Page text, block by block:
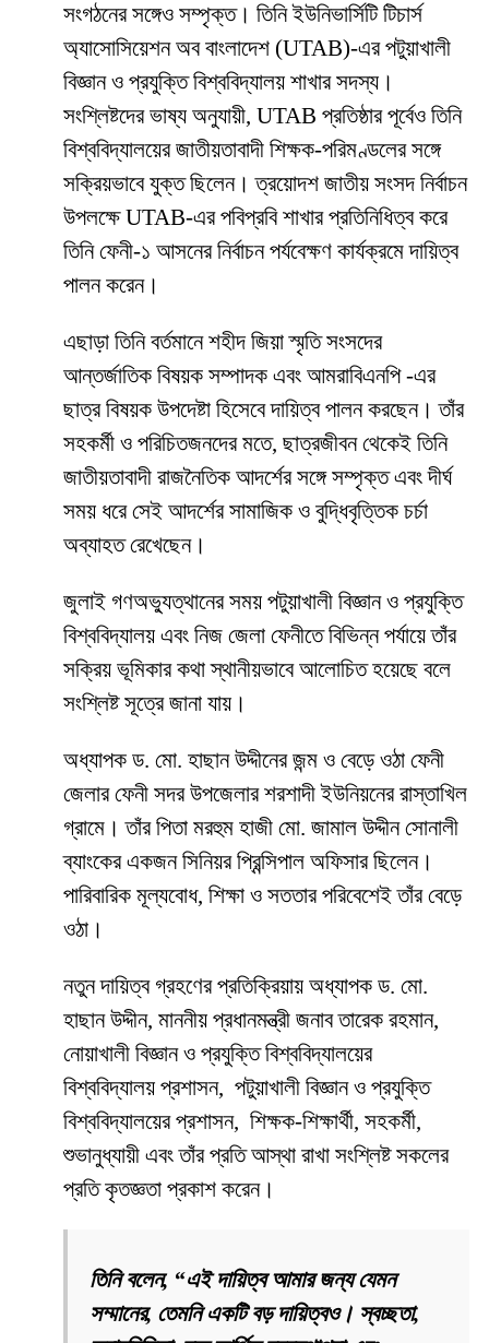
সংগঠনের সঙ্গেও সম্পৃক্ত। তিনি ইউনিভার্সিটি টিচার্স
অ্যাসোসিয়েশন অব বাংলাদেশ (UTAB)-এর পটুয়াখালী
বিজ্ঞান ও প্রযুক্তি বিশ্ববিদ্যালয় শাখার সদস্য।
সংশ্লিষ্টদের ভাষ্য অনুযায়ী, UTAB প্রতিষ্ঠার পূর্বেও তিনি
বিশ্ববিদ্যালয়ের জাতীয়তাবাদী শিক্ষক-পরিমণ্ডলের সঙ্গে
সক্রিয়ভাবে যুক্ত ছিলেন। ত্রয়োদশ জাতীয় সংসদ নির্বাচন
উপলক্ষে UTAB-এর পবিপ্রবি শাখার প্রতিনিধিত্ব করে
তিনি ফেনী-১ আসনের নির্বাচন পর্যবেক্ষণ কার্যক্রমে দায়িত্ব
পালন করেন।
এছাড়া তিনি বর্তমানে শহীদ জিয়া স্মৃতি সংসদের
আন্তর্জাতিক বিষয়ক সম্পাদক এবং আমরাবিএনপি -এর
ছাত্র বিষয়ক উপদেষ্টা হিসেবে দায়িত্ব পালন করছেন। তাঁর
সহকর্মী ও পরিচিতজনদের মতে, ছাত্রজীবন থেকেই তিনি
জাতীয়তাবাদী রাজনৈতিক আদর্শের সঙ্গে সম্পৃক্ত এবং দীর্ঘ
সময় ধরে সেই আদর্শের সামাজিক ও বুদ্ধিবৃত্তিক চর্চা
অব্যাহত রেখেছেন।
জুলাই গণঅভ্যুত্থানের সময় পটুয়াখালী বিজ্ঞান ও প্রযুক্তি
বিশ্ববিদ্যালয় এবং নিজ জেলা ফেনীতে বিভিন্ন পর্যায়ে তাঁর
সক্রিয় ভূমিকার কথা স্থানীয়ভাবে আলোচিত হয়েছে বলে
সংশ্লিষ্ট সূত্রে জানা যায়।
অধ্যাপক ড. মো. হাছান উদ্দীনের জন্ম ও বেড়ে ওঠা ফেনী
জেলার ফেনী সদর উপজেলার শরশাদী ইউনিয়নের রাস্তাখিল
গ্রামে। তাঁর পিতা মরহুম হাজী মো. জামাল উদ্দীন সোনালী
ব্যাংকের একজন সিনিয়র প্রিন্সিপাল অফিসার ছিলেন।
পারিবারিক মূল্যবোধ, শিক্ষা ও সততার পরিবেশেই তাঁর বেড়ে
ওঠা।
নতুন দায়িত্ব গ্রহণের প্রতিক্রিয়ায় অধ্যাপক ড. মো.
হাছান উদ্দীন, মাননীয় প্রধানমন্ত্রী জনাব তারেক রহমান,
নোয়াখালী বিজ্ঞান ও প্রযুক্তি বিশ্ববিদ্যালয়ের
বিশ্ববিদ্যালয় প্রশাসন, পটুয়াখালী বিজ্ঞান ও প্রযুক্তি
বিশ্ববিদ্যালয়ের প্রশাসন, শিক্ষক-শিক্ষার্থী, সহকর্মী,
শুভানুধ্যায়ী এবং তাঁর প্রতি আস্থা রাখা সংশ্লিষ্ট সকলের
প্রতি কৃতজ্ঞতা প্রকাশ করেন।
তিনি বলেন, “এই দায়িত্ব আমার জন্য যেমন
সম্মানের, তেমনি একটি বড় দায়িত্বও। স্বচ্ছতা,